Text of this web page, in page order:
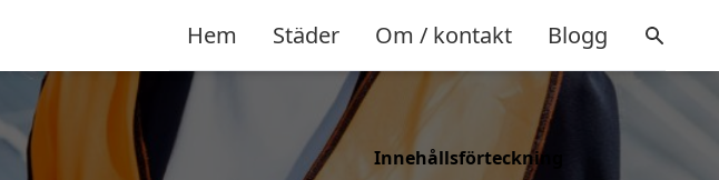
Hem Städer Om / kontakt Blogg
Innehållsförteckning